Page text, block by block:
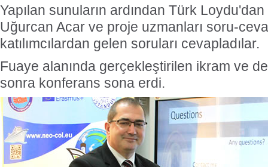
Yapılan sunuların ardından Türk
Uğurcan Acar ve proje uzmanları soru-
katılımcılardan gelen soruları cevapladılar.
Fuaye alanında gerçekleştirilen ikram ve
sonra konferans sona erdi.